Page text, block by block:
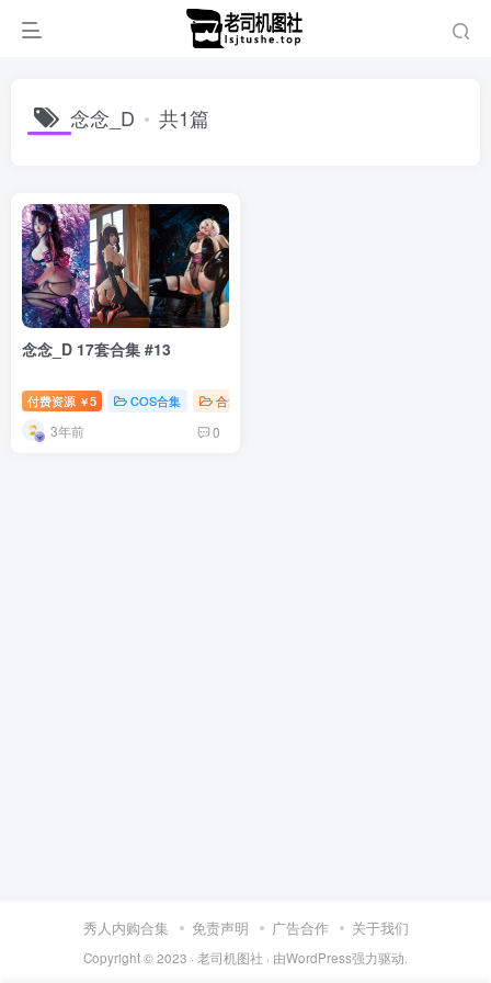
念念_D 共1篇
念念_D 17套合集 #13
付费资源 ￥5 COS合集 合集打包
3年前 0
秀人内购合集 免责声明 广告合作 关于我们
Copyright © 2023 · 老司机图社 · 由WordPress强力驱动.